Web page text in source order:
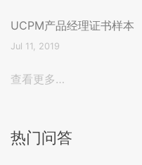
UCPM产品经理证书样本
Jul 11, 2019
查看更多…
热门问答